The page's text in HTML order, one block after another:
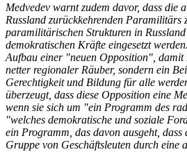
Medvedev warnt zudem davor, dass die
Russland zurückkehrenden Paramilitärs
paramilitärischen Strukturen in
demokratischen Kräfte eingesetzt
Aufbau einer "neuen Opposition",
netter regionaler Räuber, sondern ein
Gerechtigkeit und Bildung für alle
überzeugt, dass diese Opposition eine
wenn sie sich um "ein Programm des
"welches demokratische und soziale
ein Programm, das davon ausgeht, dass
Gruppe von Geschäftsleuten durch eine